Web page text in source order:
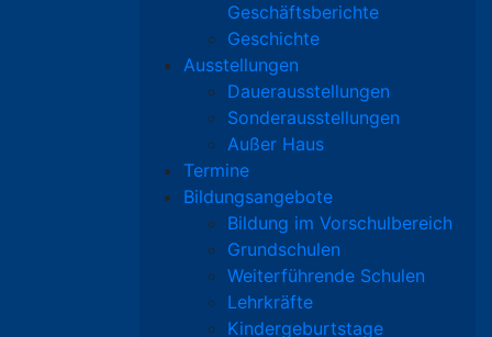
Geschäftsberichte
Geschichte
Ausstellungen
Dauerausstellungen
Sonderausstellungen
Außer Haus
Termine
Bildungsangebote
Bildung im Vorschulbereich
Grundschulen
Weiterführende Schulen
Lehrkräfte
Kindergeburtstage